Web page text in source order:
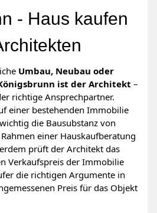
- Haus kaufen
Umbau, Neubau oder
ist der Architekt –
richtige Ansprechpartner.
einer bestehenden Immobilie
die Bausubstanz von
einer Hauskaufberatung
prüft der Architekt das
Verkaufspreis der Immobilie
die richtigen Argumente in
Preis für das Objekt